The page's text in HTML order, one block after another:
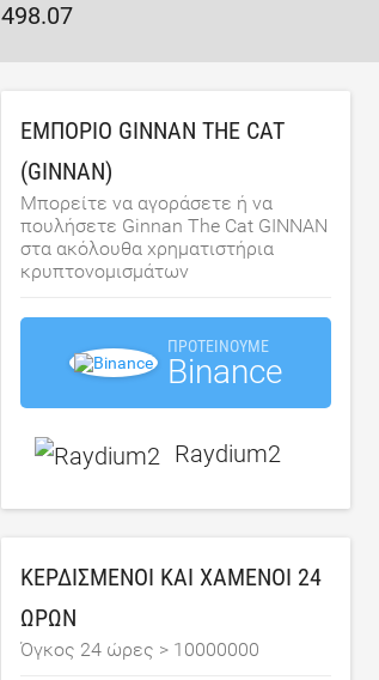
498.07
ΕΜΠΌΡΙΟ GINNAN THE CAT
(GINNAN)
Μπορείτε να αγοράσετε ή να
πουλήσετε Ginnan The Cat GINNAN
στα ακόλουθα χρηματιστήρια
κρυπτονομισμάτων
ΠΡΟΤΕΊΝΟΥΜΕ
Binance
Raydium2
ΚΕΡΔΙΣΜΈΝΟΙ ΚΑΙ ΧΑΜΈΝΟΙ 24
ΩΡΏΝ
Όγκος 24 ώρες > 10000000